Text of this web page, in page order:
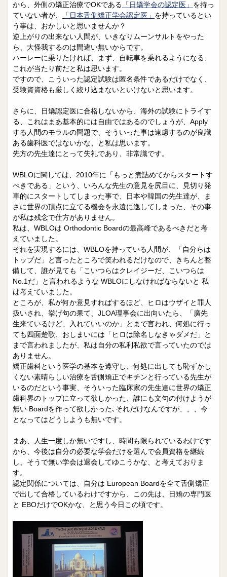
から、外側の矯正治療でOKである 「日矯学会の認定医」 を持っ
ていない者が、
「日本舌側矯正学会認定医」 を持っているとい
う事は、おかしいと思いませんか？
逆上がりの出来ない人間が、いきなりムーンサルトをやった
ら、大怪我するのは間違い無いからです。
ハーレーに乗りたければ、まず、自転車を乗れるようになる、
これが当たり前だと私は思います。
ですので、こういった認定試験は匿名条件であるだけでなく、
受験資資格も厳しく絞り込まないといけないと思います。
さらに、日矯認定医に合格しないから、海外の試験にトライす
る、これはまあ基本的には自由ではあるのでしょうが、Apply
する人間のモラルの問題で、そういった事は遠慮するのが良識
ある歯科医ではないかな、と私は思います。
先方の先生達にとって失礼であり、非常識です。
WBLOに関しては、2010年に「もっと煮詰めてからスタートす
べきである」という、いろんな先生の意見を尻目に、見切り発
車的にスタートしてしまった事で、日本や韓国の先生達が、ま
さに世界の頂点に立てる機会を永遠に逸してしまった、その事
が私は残念で仕方がありません。
私は、WBLOは Orthodontic Boardの最高峰であるべきだと考
えていました。
それを実現するには、WBLOを持っている人間が、「自分らは
トップだ」と言ったところで笑われるだけなので、きちんと整
備して、誰が見ても「こいつらはクレイジーだ、こいつらは
No.1だ」と言われるような WBLOにしなければならないと 私
は考えていました。
ところが、私が何か意見すればするほど、ヒロはウザイと罪人
扱いされ、挙げ句の果て、JLOA理事会に出向いたら、「廣先
生来ているけど、入れていいのか」とまで言われ、何処に行っ
ても四面楚歌、おしまいには「ヒロは除名しなきゃダメだ」と
まで言われましたが、私は自分の私利私欲で言っていたのでは
ありません。
矯正歯科という医学の基本を遵守し、何処に出しても恥ずかし
くない素晴らしい治療を舌側矯正でキチンと行っている先生が
いるのだという事実、そういった臨床家の先生達に世界の矯正
歯科界のトップに立って欲しかった、誰にも文句の付けようが
無い Boardを作って欲しかった､それだけなんですが、、、今
となってはどうしようも無いです。
まあ、人生一度しか無いですし、時間も限られているわけです
から、今後は自分の必要な学会だけを選んで会員資格を継続
し、そうで無い学会は退会してゆこうかな、と考えておりま
す。
認定関係については、自分は European Boardを全て舌側矯正
で出して合格しているわけですから、この先は、日矯の専門医
と EBOだけでOKかな、と思う今日この頃です。